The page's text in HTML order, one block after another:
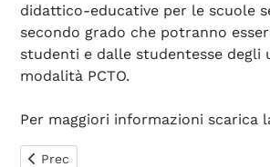
didattico-educative per le scuole
secondo grado che potranno
studenti e dalle studentesse degli
modalità PCTO.
Per maggiori informazioni scarica
Articolo precedente: Particle
Prec